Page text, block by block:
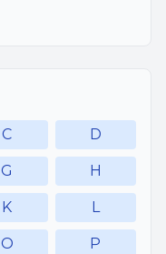
C D
G H
K L
O P